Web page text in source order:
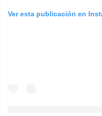
Ver esta publicación en